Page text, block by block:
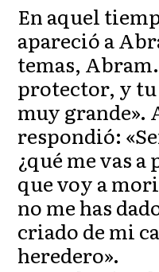
En aquel
apareció a
temas,
protector, y tu
muy grande».
respondió:
¿qué me vas
que voy a
no me has
criado de mi
heredero».